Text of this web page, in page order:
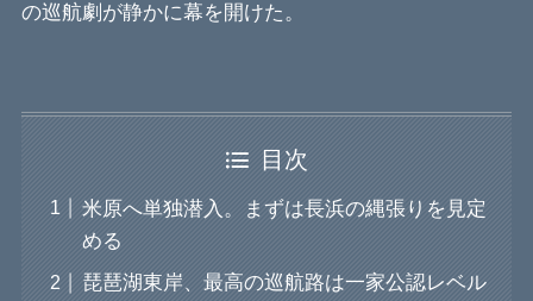
の巡航劇が静かに幕を開けた。
目次
米原へ単独潜入。まずは長浜の縄張りを見定
める
琵琶湖東岸、最高の巡航路は一家公認レベル